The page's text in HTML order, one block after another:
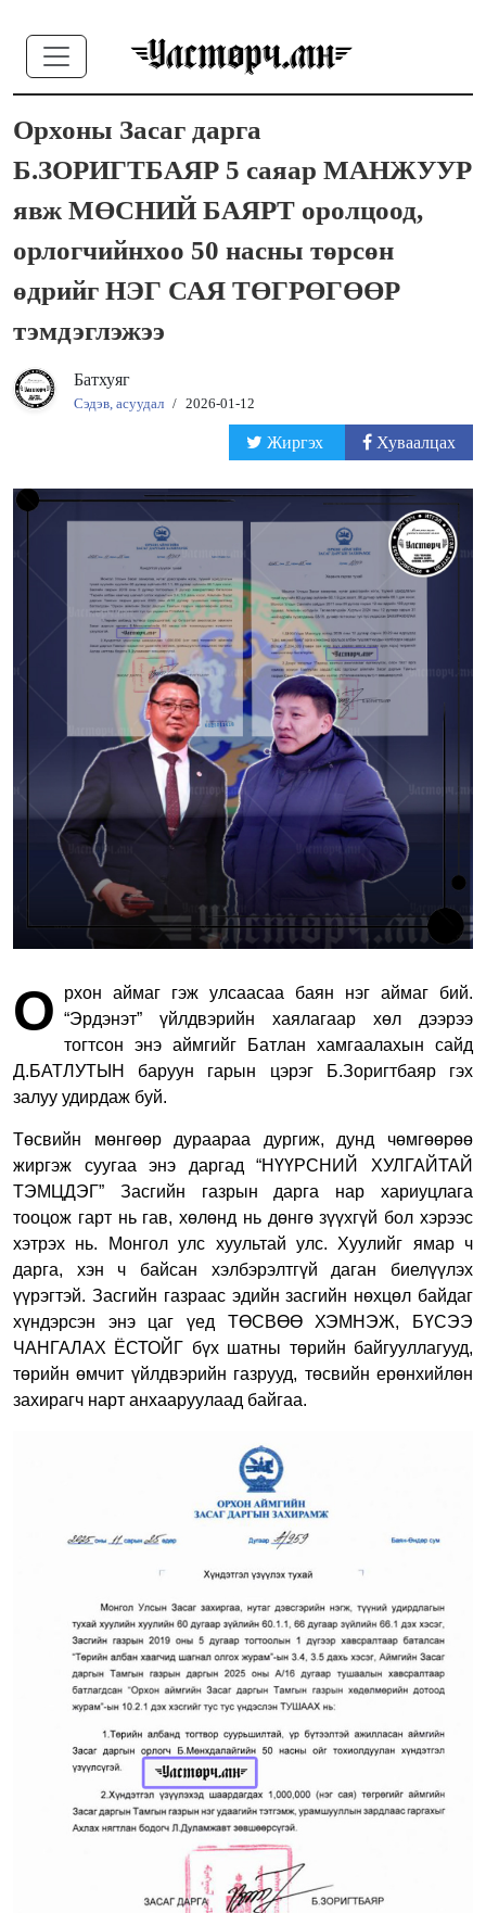
Орхоны Засаг дарга
Б.ЗОРИГТБАЯР 5 саяар МАНЖУУР
явж МӨСНИЙ БАЯРТ оролцоод,
орлогчийнхоо 50 насны төрсөн
өдрийг НЭГ САЯ ТӨГРӨГӨӨР
тэмдэглэжээ
Батхуяг
Сэдэв, асуудал / 2026-01-12
Жиргэх Хуваалцах
О
рхон аймаг гэж улсаасаа баян нэг аймаг бий.
“Эрдэнэт” үйлдвэрийн хаялагаар хөл дээрээ
тогтсон энэ аймгийг Батлан хамгаалахын сайд
Д.БАТЛУТЫН баруун гарын цэрэг Б.Зоригтбаяр гэх
залуу удирдаж буй.
Төсвийн мөнгөөр дураараа дургиж, дунд чөмгөөрөө
жиргэж суугаа энэ даргад “НҮҮРСНИЙ ХУЛГАЙТАЙ
ТЭМЦДЭГ” Засгийн газрын дарга нар хариуцлага
тооцож гарт нь гав, хөлөнд нь дөнгө зүүхгүй бол хэрээс
хэтрэх нь. Монгол улс хуультай улс. Хуулийг ямар ч
дарга, хэн ч байсан хэлбэрэлтгүй даган биелүүлэх
үүрэгтэй. Засгийн газраас эдийн засгийн нөхцөл байдаг
хүндэрсэн энэ цаг үед ТӨСВӨӨ ХЭМНЭЖ, БҮСЭЭ
ЧАНГАЛАХ ЁСТОЙГ бүх шатны төрийн байгууллагууд,
төрийн өмчит үйлдвэрийн газрууд, төсвийн ерөнхийлөн
захирагч нарт анхааруулаад байгаа.